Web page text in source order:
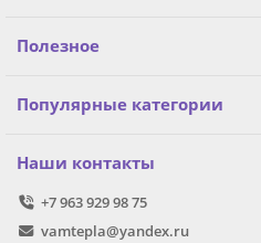
Полезное
Популярные категории
Наши контакты
+7 963 929 98 75
vamtepla@yandex.ru